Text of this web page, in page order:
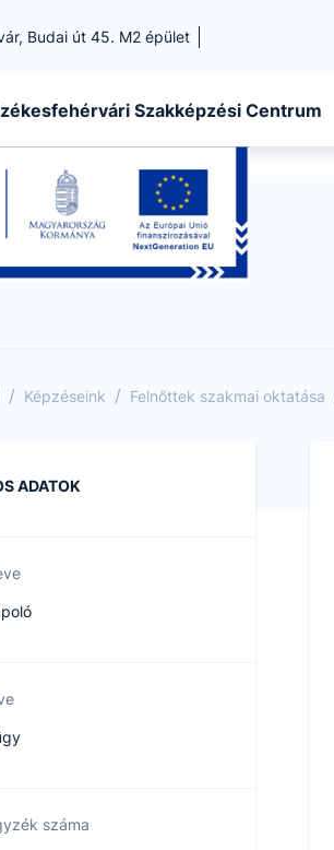
Budai út 45. M2 épület
Szakképzési Centrum
/ Képzéseink / Felnőttek szakmai oktatása
ADATOK
száma